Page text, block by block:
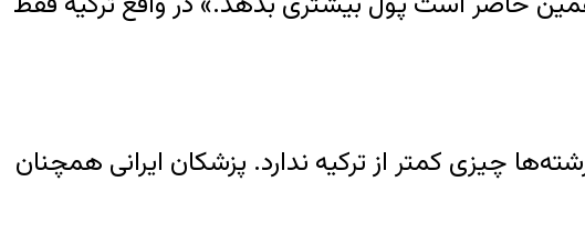
چیزی کمتر از ترکیه ندارد. پزشکان ایرانی همچنان